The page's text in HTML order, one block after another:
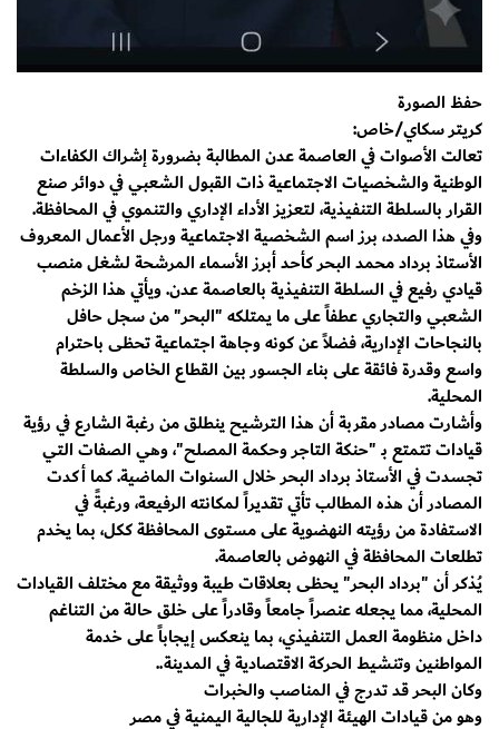
حفظ الصورة
كريتر سكاي/خاص:
تعالت الأصوات في العاصمة عدن المطالبة بضرورة إشراك الكفاءات
الوطنية والشخصيات الاجتماعية ذات القبول الشعبي في دوائر صنع
القرار بالسلطة التنفيذية، لتعزيز الأداء الإداري والتنموي في المحافظة.
وفي هذا الصدد، برز اسم الشخصية الاجتماعية ورجل الأعمال المعروف
الأستاذ برداد محمد البحر كأحد أبرز الأسماء المرشحة لشغل منصب
قيادي رفيع في السلطة التنفيذية بالعاصمة عدن. ويأتي هذا الزخم
الشعبي والتجاري عطفاً على ما يمتلكه "البحر" من سجل حافل
بالنجاحات الإدارية، فضلاً عن كونه وجاهة اجتماعية تحظى باحترام
واسع وقدرة فائقة على بناء الجسور بين القطاع الخاص والسلطة
المحلية.
وأشارت مصادر مقربة أن هذا الترشيح ينطلق من رغبة الشارع في رؤية
قيادات تتمتع بـ "حنكة التاجر وحكمة المصلح"، وهي الصفات التي
تجسدت في الأستاذ برداد البحر خلال السنوات الماضية. كما أكدت
المصادر أن هذه المطالب تأتي تقديراً لمكانته الرفيعة، ورغبةً في
الاستفادة من رؤيته النهضوية على مستوى المحافظة ككل، بما يخدم
تطلعات المحافظة في النهوض بالعاصمة.
يُذكر أن "برداد البحر" يحظى بعلاقات طيبة ووثيقة مع مختلف القيادات
المحلية، مما يجعله عنصراً جامعاً وقادراً على خلق حالة من التناغم
داخل منظومة العمل التنفيذي، بما ينعكس إيجاباً على خدمة
المواطنين وتنشيط الحركة الاقتصادية في المدينة..
وكان البحر قد تدرج في المناصب والخبرات
وهو من قيادات الهيئة الإدارية للجالية اليمنية في مصر